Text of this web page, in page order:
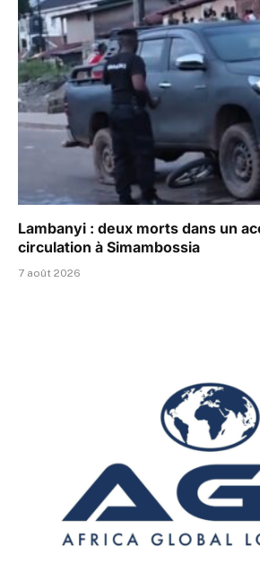
Lambanyi : deux morts dans un
circulation à Simambossia
7 août 2026